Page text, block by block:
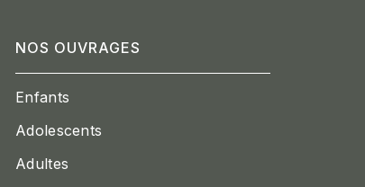
NOS OUVRAGES
Enfants
Adolescents
Adultes